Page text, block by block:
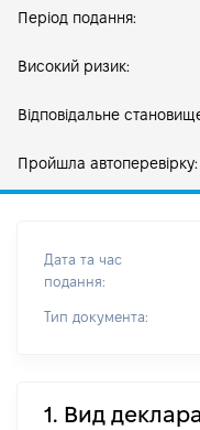
Період подання:
Високий ризик:
Відповідальне
Пройшла автоперевірку:
Дата та час
подання:
Тип документа:
1. Вид